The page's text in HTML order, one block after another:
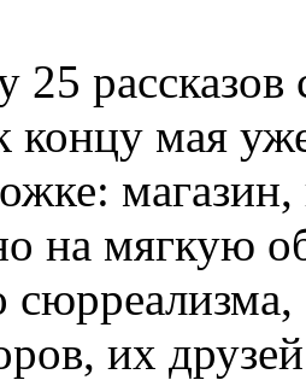
25
концу мая
на мягкую
их